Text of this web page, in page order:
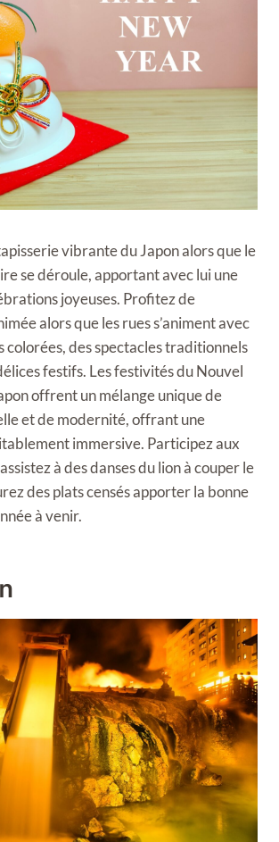
vibrante du Japon alors que le
se déroule, apportant avec lui une
joyeuses. Profitez de
alors que les rues s’animent avec
colorées, des spectacles traditionnels
festifs. Les festivités du Nouvel
offrent un mélange unique de
et de modernité, offrant une
immersive. Participez aux
à des danses du lion à couper le
des plats censés apporter la bonne
à venir.